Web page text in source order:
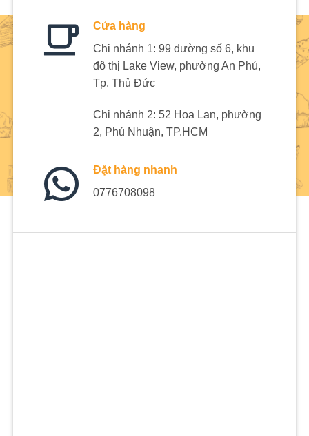
Cửa hàng
Chi nhánh 1: 99 đường số 6, khu
đô thị Lake View, phường An Phú,
Tp. Thủ Đức
Chi nhánh 2: 52 Hoa Lan, phường
2, Phú Nhuận, TP.HCM
Đặt hàng nhanh
0776708098